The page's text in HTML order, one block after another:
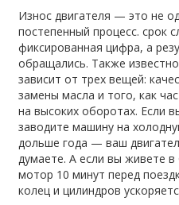
Износ двигателя — это не
постепенный процесс.срок
фиксированная цифра, а
обращались. Также
зависит от трех вещей:
замены масла и того, как
на высоких оборотах. Если
заводите машину на
дольше года — ваш
думаете. А если вы живете
мотор 10 минут перед
колец и цилиндров